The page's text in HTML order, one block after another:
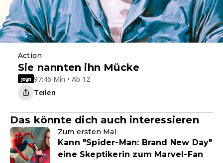
Action
Sie nannten ihn Mücke
97:46 Min • Ab 12
Teilen
Das könnte dich auch interessieren
Zum ersten Mal
Kann "Spider-Man: Brand New Day"
eine Skeptikerin zum Marvel-Fan